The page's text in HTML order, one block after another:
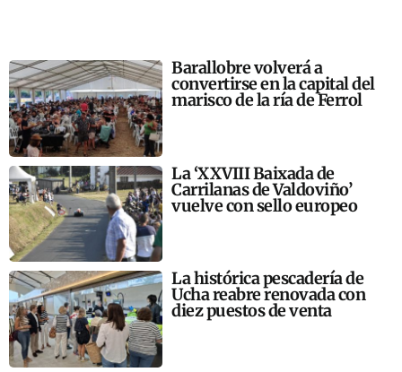
Barallobre volverá a
convertirse en la capital del
marisco de la ría de Ferrol
La ‘XXVIII Baixada de
Carrilanas de Valdoviño’
vuelve con sello europeo
La histórica pescadería de
Ucha reabre renovada con
diez puestos de venta